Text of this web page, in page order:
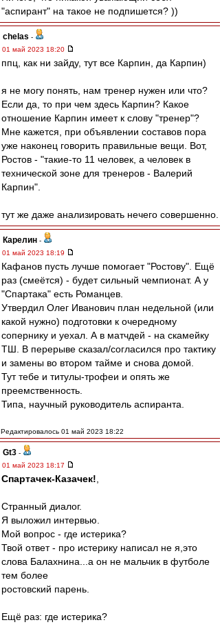
"аспирант" на такое не подпишется? ))
chelas -
01 май 2023 18:20
ппц, как ни зайду, тут все Карпин, да Карпин)
я не могу понять, нам тренер нужен или что?
Если да, то при чем здесь Карпин? Какое
отношение Карпин имеет к слову "тренер"?
Мне кажется, при объявлении составов пора
уже наконец говорить правильные вещи. Вот,
Ростов - "такие-то 11 человек, а человек в
технической зоне для тренеров - Валерий
Карпин".
тут же даже анализировать нечего совершенно.
Карелин -
01 май 2023 18:19
Кафанов пусть лучше помогает "Ростову". Ещё
раз (смеётся) - будет сильный чемпионат. А у
"Спартака" есть Романцев.
Утвердил Олег Иванович план недельной (или
какой нужно) подготовки к очередному
сопернику и уехал. А в матчдей - на скамейку
ТШ. В перерыве сказал/согласился про тактику
и замены во втором тайме и снова домой.
Тут тебе и титулы-трофеи и опять же
преемственность.
Типа, научный руководитель аспиранта.
Редактировалось 01 май 2023 18:22
Gt3 -
01 май 2023 18:17
Спартачек-Казачек!
Странный диалог.
Я выложил интервью.
Мой вопрос - где истерика?
Твой ответ - про истерику написал не я,это
слова Балахнина...а он не мальчик в футболе
тем более
ростовский парень.
Ещё раз: где истерика?